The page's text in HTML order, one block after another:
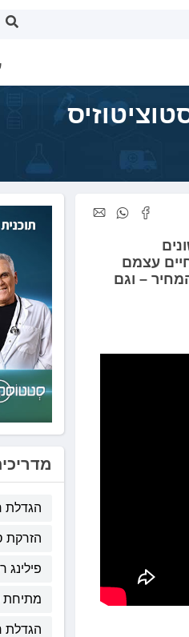
עצמם
– וגם
הגדלת
הזרקת
פילינג
מתיחת
הגדלת